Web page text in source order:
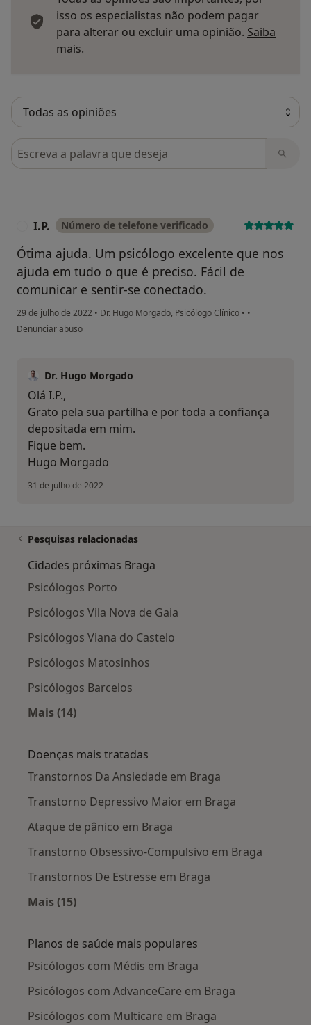
isso os especialistas não podem pagar
para alterar ou excluir uma opinião. Saiba
mais.
Pesquisar em opiniões
I.P. Número de telefone verificado
Ótima ajuda. Um psicólogo excelente que nos
ajuda em tudo o que é preciso. Fácil de
comunicar e sentir-se conectado.
29 de julho de 2022 • Dr. Hugo Morgado, Psicólogo Clínico • •
na opinião do utilizador I.P.
Denunciar abuso
Dr. Hugo Morgado
Olá I.P.,
Grato pela sua partilha e por toda a confiança
depositada em mim.
Fique bem.
Hugo Morgado
31 de julho de 2022
Pesquisas relacionadas
Cidades próximas Braga
Psicólogos Porto
Psicólogos Vila Nova de Gaia
Psicólogos Viana do Castelo
Psicólogos Matosinhos
Psicólogos Barcelos
Mais (14)
Doenças mais tratadas
Transtornos Da Ansiedade em Braga
Transtorno Depressivo Maior em Braga
Ataque de pânico em Braga
Transtorno Obsessivo-Compulsivo em Braga
Transtornos De Estresse em Braga
Mais (15)
Planos de saúde mais populares
Psicólogos com Médis em Braga
Psicólogos com AdvanceCare em Braga
Psicólogos com Multicare em Braga